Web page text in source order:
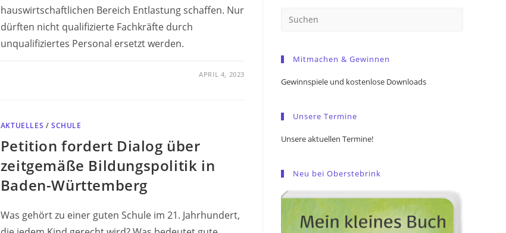
hauswirtschaftlichen Bereich Entlastung schaffen. Nur
dürften nicht qualifizierte Fachkräfte durch
unqualifiziertes Personal ersetzt werden.
APRIL 4, 2023
AKTUELLES /SCHULE
Petition fordert Dialog über
zeitgemäße Bildungspolitik in
Baden-Württemberg
Was gehört zu einer guten Schule im 21. Jahrhundert,
Mitmachen & Gewinnen
Gewinnspiele und kostenlose Downloads
Unsere Termine
Unsere aktuellen Termine!
Neu bei Oberstebrink